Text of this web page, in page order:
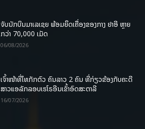
ຈັບນັກບິນມາເລເຊຍ ພ້ອມຍຶດເຄື່ອງຂອງກາງ ຢາອີ ຫຼາຍ
ກວ່າ 70,000 ເມັດ
06/08/2026
ເຈົ້າໜ້າທີ່ໄທກັກຕົວ ຄົນລາວ 2 ຄົນ ທີ່ກ່ຽວຂ້ອງກັບຄະດີ
ສາວແອລັກລອບເຮໂຣອີນເຂົ້າອົດສະຕາລີ
16/07/2026